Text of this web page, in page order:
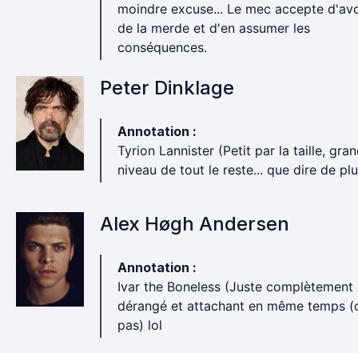
moindre excuse... Le mec accepte
de la merde et d'en assumer les
conséquences.
Peter Dinklage
Annotation :
Tyrion Lannister (Petit par la taille,
niveau de tout le reste... que dire de
Alex Høgh Andersen
Annotation :
Ivar the Boneless (Juste complètement
dérangé et attachant en même temps
pas) lol